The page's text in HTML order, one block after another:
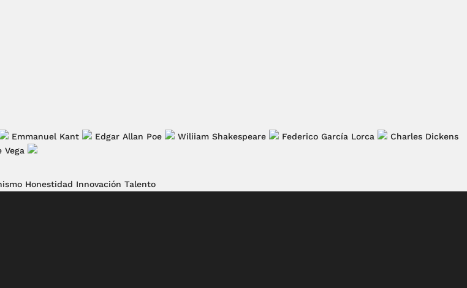
Emmanuel Kant Edgar Allan Poe Wiliiam Shakespeare Federico García Lorca
Charles Dickens
Vega
Honestidad Innovación Talento